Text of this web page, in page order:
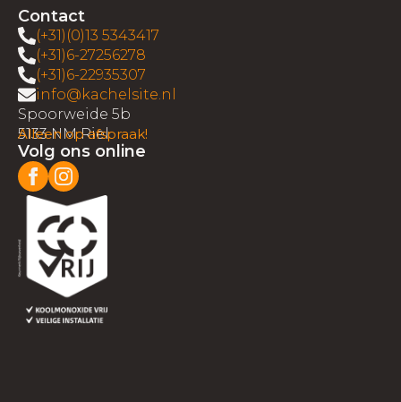
Contact
(+31)(0)13 5343417
(+31)6-27256278
(+31)6-22935307
info@kachelsite.nl
Spoorweide 5b
5133 NM Riel
Alleen op afspraak!
Volg ons online